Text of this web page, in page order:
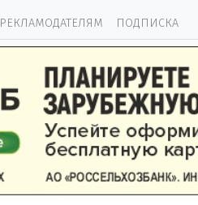
РЕКЛАМОДАТЕЛЯМ ПОДПИСКА